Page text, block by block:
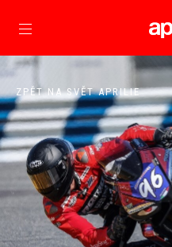
ZPĚT NA SVĚT APRILIE